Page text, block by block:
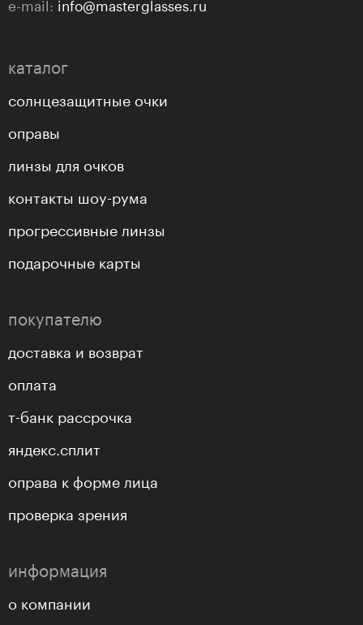
каталог
солнцезащитные очки
оправы
линзы для очков
контакты шоу-рума
прогрессивные линзы
подарочные карты
покупателю
доставка и возврат
оплата
т-банк рассрочка
яндекс.сплит
оправа к форме лица
проверка зрения
информация
о компании